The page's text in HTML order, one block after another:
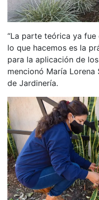
“La parte teórica ya fue
lo que hacemos es la
para la aplicación de
mencionó María
de Jardinería.